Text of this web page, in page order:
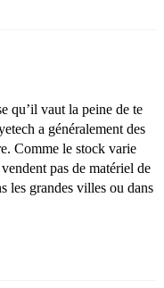
qu’il vaut la peine de te
a généralement des
Comme le stock varie
pas de matériel de
les grandes villes ou dans